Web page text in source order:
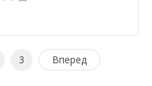
3 Вперед